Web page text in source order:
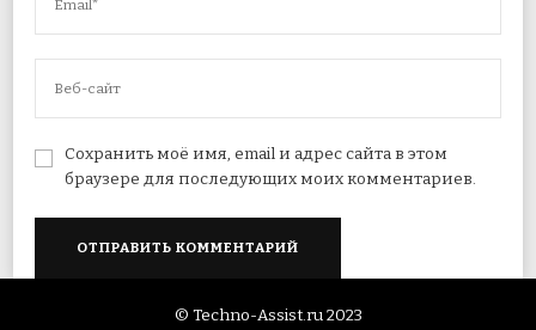
Сохранить моё имя, email и адрес сайта в этом
браузере для последующих моих комментариев.
© Techno-Assist.ru 2023